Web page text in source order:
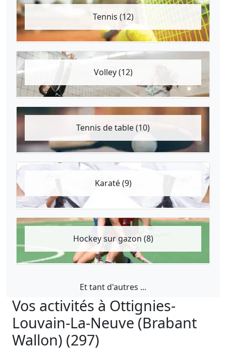
Tennis (12)
Volley (12)
Tennis de table (10)
Karaté (9)
Hockey sur gazon (8)
Et tant d'autres ...
Vos activités à Ottignies-
Louvain-La-Neuve (Brabant
Wallon) (297)